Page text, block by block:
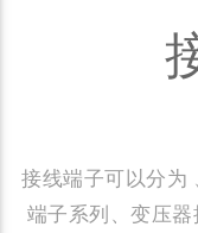
接线端子可以分为
端子系列、变压